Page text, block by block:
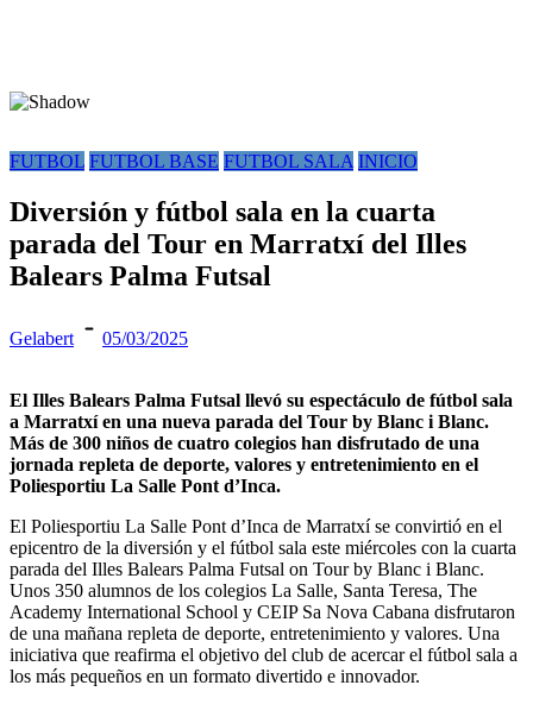
FUTBOL FUTBOL BASE FUTBOL SALA INICIO
Diversión y fútbol sala en la cuarta
parada del Tour en Marratxí del Illes
Balears Palma Futsal
Gelabert 05/03/2025
El Illes Balears Palma Futsal llevó su espectáculo de fútbol sala
a Marratxí en una nueva parada del Tour by Blanc i Blanc.
Más de 300 niños de cuatro colegios han disfrutado de una
jornada repleta de deporte, valores y entretenimiento en el
Poliesportiu La Salle Pont d’Inca.
El Poliesportiu La Salle Pont d’Inca de Marratxí se convirtió en el
epicentro de la diversión y el fútbol sala este miércoles con la cuarta
parada del Illes Balears Palma Futsal on Tour by Blanc i Blanc.
Unos 350 alumnos de los colegios La Salle, Santa Teresa, The
Academy International School y CEIP Sa Nova Cabana disfrutaron
de una mañana repleta de deporte, entretenimiento y valores. Una
iniciativa que reafirma el objetivo del club de acercar el fútbol sala a
los más pequeños en un formato divertido e innovador.